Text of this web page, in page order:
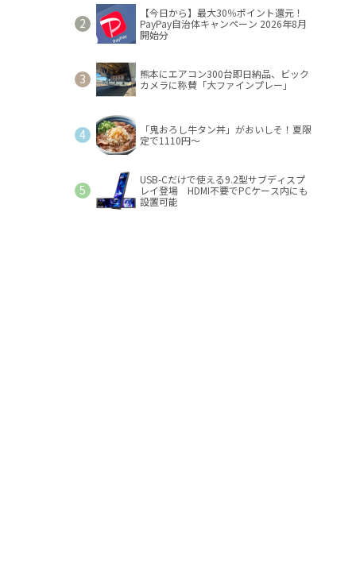
【今日から】最大30％ポイント還元！
PayPay自治体キャンペーン 2026年8月
開始分
熊本にエアコン300台即日納品、ビック
カメラに称賛「大ファインプレー」
「鬼おろし牛タン丼」がおいしそ！夏限
定で1110円～
USB-Cだけで使える9.2型サブディスプ
レイ登場 HDMI不要でPCケース内にも
設置可能